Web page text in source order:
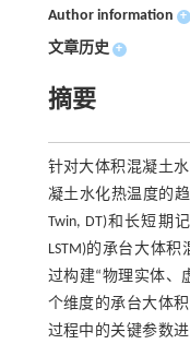
Author information +
文章历史 +
摘要
针对大体积混凝土
凝土水化热温度的
Twin, DT)和长短期
LSTM)的承台大体
过构建“物理实体、
个维度的承台大体
过程中的关键参数